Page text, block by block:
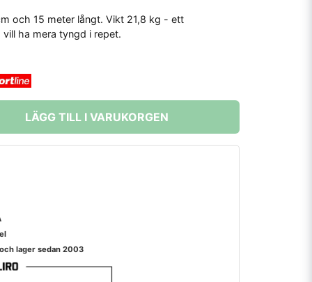
och 15 meter långt. Vikt 21,8 kg - ett
ha mera tyngd i repet.
LÄGG TILL I VARUKORGEN
lager sedan 2003